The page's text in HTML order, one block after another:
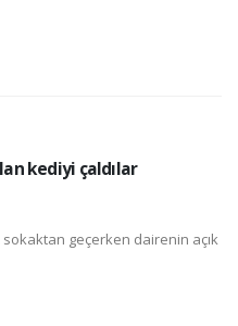
kediyi çaldılar
geçerken dairenin açık